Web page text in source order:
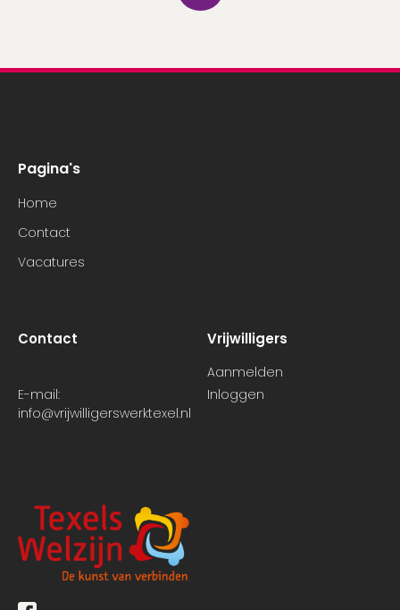
Pagina's
Home
Contact
Vacatures
Contact
E-mail:
info@vrijwilligerswerktexel.nl
Vrijwilligers
Aanmelden
Inloggen